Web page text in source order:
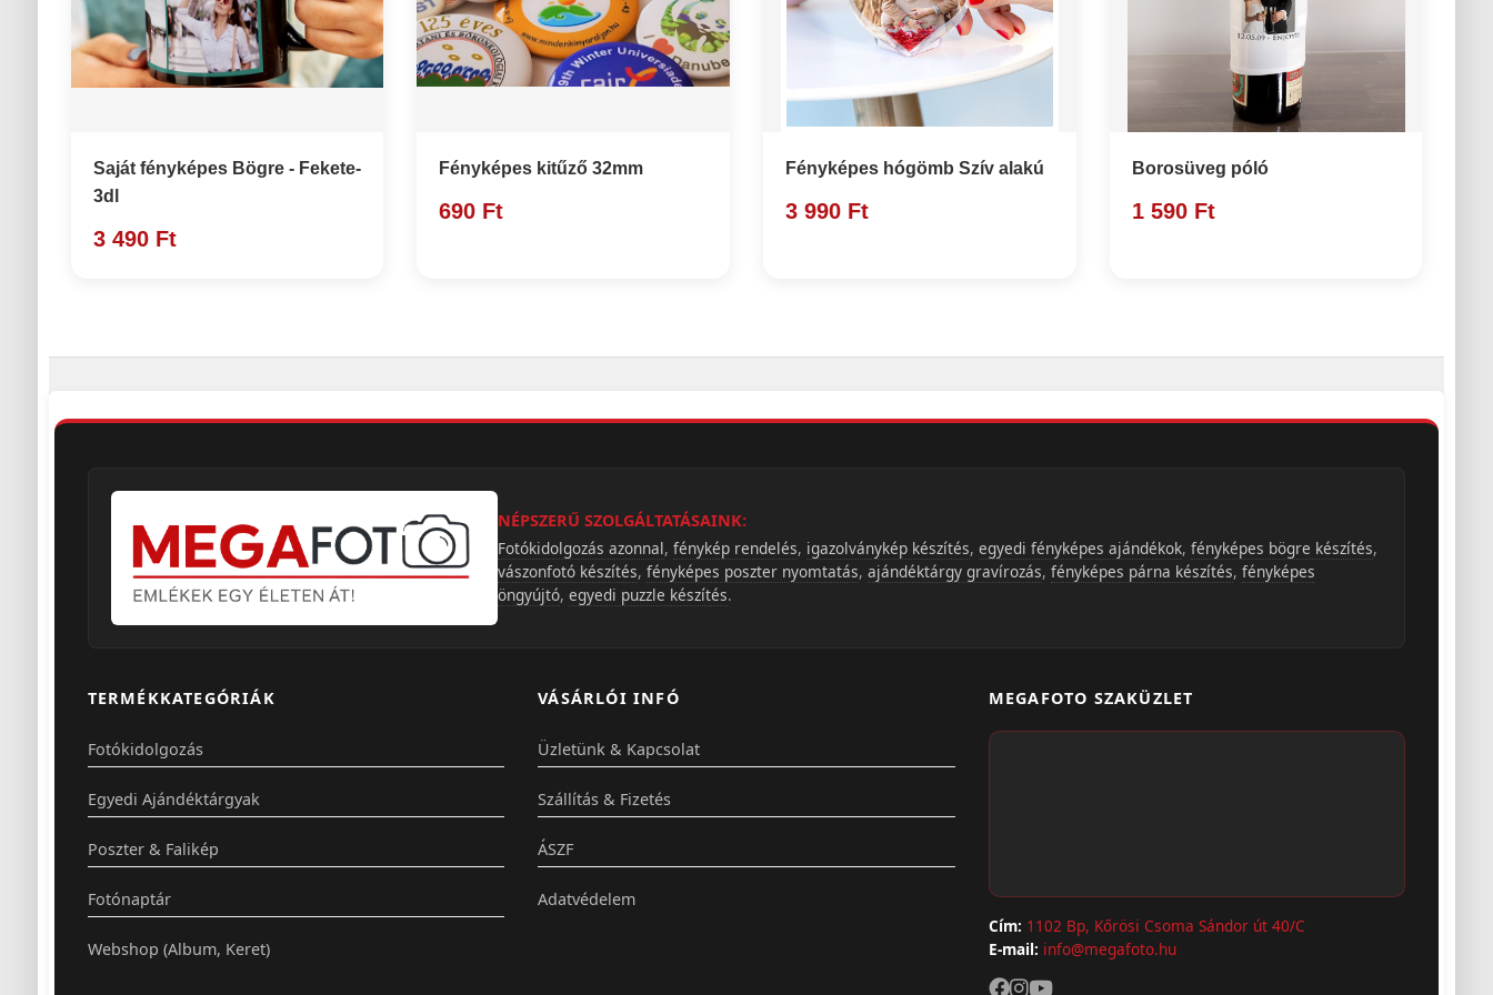
Saját fényképes Bögre - Fekete-
3dl
3 490 Ft
Fényképes kitűző 32mm
690 Ft
Fényképes hógömb Szív alakú
3 990 Ft
Borosüveg póló
1 590 Ft
NÉPSZERŰ SZOLGÁLTATÁSAINK:
Fotókidolgozás azonnal, fénykép rendelés, igazolványkép készítés, egyedi fényképes ajándékok, fényképes bögre készítés,
vászonfotó készítés, fényképes poszter nyomtatás, ajándéktárgy gravírozás, fényképes párna készítés, fényképes
öngyújtó, egyedi puzzle készítés.
TERMÉKKATEGÓRIÁK
Fotókidolgozás
Egyedi Ajándéktárgyak
Poszter & Falikép
Fotónaptár
Webshop (Album, Keret)
VÁSÁRLÓI INFÓ
Üzletünk & Kapcsolat
Szállítás & Fizetés
ÁSZF
Adatvédelem
MEGAFOTO SZAKÜZLET
Cím: 1102 Bp, Kőrösi Csoma Sándor út 40/C
E-mail: info@megafoto.hu